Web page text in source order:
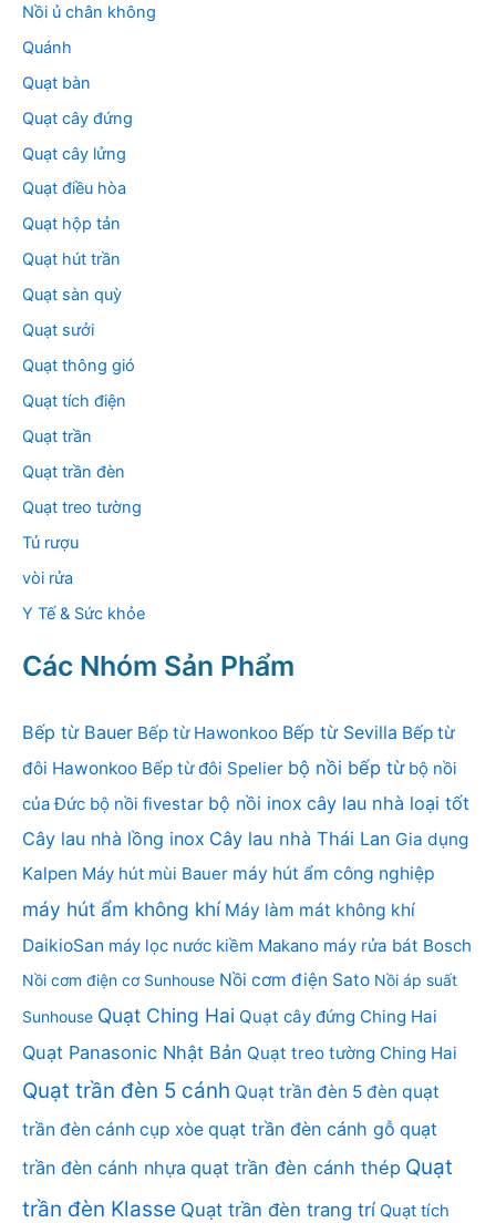
Nồi ủ chân không
Quánh
Quạt bàn
Quạt cây đứng
Quạt cây lửng
Quạt điều hòa
Quạt hộp tản
Quạt hút trần
Quạt sàn quỳ
Quạt sưởi
Quạt thông gió
Quạt tích điện
Quạt trần
Quạt trần đèn
Quạt treo tường
Tủ rượu
vòi rửa
Y Tế & Sức khỏe
Các Nhóm Sản Phẩm
Bếp từ Bauer Bếp từ Hawonkoo Bếp từ Sevilla Bếp từ
đôi Hawonkoo Bếp từ đôi Spelier bộ nồi bếp từ bộ nồi
của Đức bộ nồi fivestar bộ nồi inox cây lau nhà loại tốt
Cây lau nhà lồng inox Cây lau nhà Thái Lan Gia dụng
Kalpen Máy hút mùi Bauer máy hút ẩm công nghiệp
máy hút ẩm không khí Máy làm mát không khí
DaikioSan máy lọc nước kiềm Makano máy rửa bát Bosch
Nồi cơm điện cơ Sunhouse Nồi cơm điện Sato Nồi áp suất
Sunhouse Quạt Ching Hai Quạt cây đứng Ching Hai
Quạt Panasonic Nhật Bản Quạt treo tường Ching Hai
Quạt trần đèn 5 cánh Quạt trần đèn 5 đèn quạt
trần đèn cánh cụp xòe quạt trần đèn cánh gỗ quạt
trần đèn cánh nhựa quạt trần đèn cánh thép Quạt
trần đèn Klasse Quạt trần đèn trang trí Quạt tích